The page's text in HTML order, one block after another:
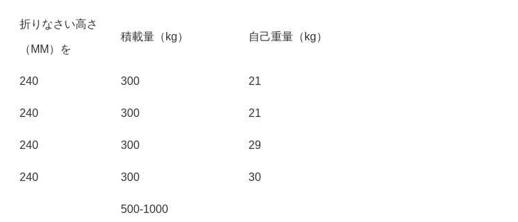
折りなさい高さ
（MM）を
積載量（kg） 自己重量（kg）
240 300 21
240 300 21
240 300 29
240 300 30
500-1000